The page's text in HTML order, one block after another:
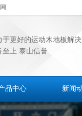
于更好的运动木地板解
至上 泰山信誉
品中心 新闻